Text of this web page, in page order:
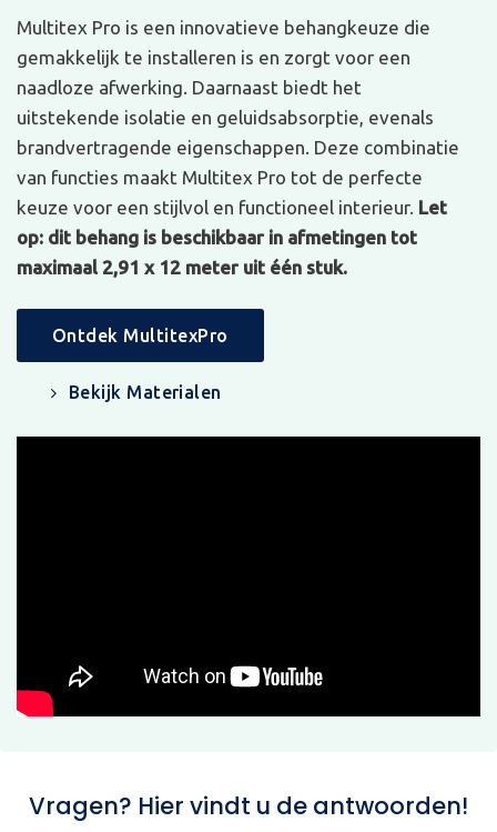
Multitex Pro is een innovatieve behangkeuze die
gemakkelijk te installeren is en zorgt voor een
naadloze afwerking. Daarnaast biedt het
uitstekende isolatie en geluidsabsorptie, evenals
brandvertragende eigenschappen. Deze combinatie
van functies maakt Multitex Pro tot de perfecte
keuze voor een stijlvol en functioneel interieur. Let
op: dit behang is beschikbaar in afmetingen tot
maximaal 2,91 x 12 meter uit één stuk.
Ontdek MultitexPro
Bekijk Materialen
Vragen? Hier vindt u de antwoorden!